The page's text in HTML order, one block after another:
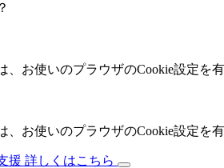
お使いのプラウザのCookie設定を
お使いのプラウザのCookie設定を
詳しくはこちら